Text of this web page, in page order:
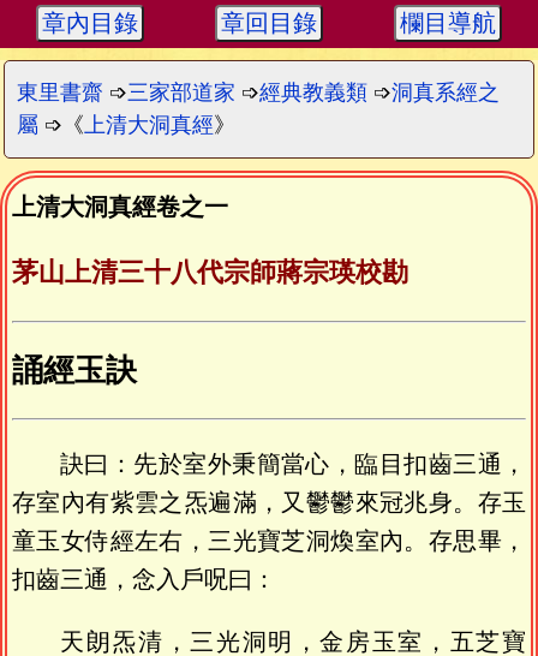
章內目錄 章回目錄 欄目導航
東里書齋 ➩三家部道家 ➩經典教義類 ➩洞真系經之
屬 ➩《上清大洞真經》
上清大洞真經卷之一
茅山上清三十八代宗師蔣宗瑛校勘
誦經玉訣
訣曰：先於室外秉簡當心，臨目扣齒三通，
存室內有紫雲之炁遍滿，又鬱鬱來冠兆身。存玉
童玉女侍經左右，三光寶芝洞煥室內。存思畢，
扣齒三通，念入戶呪曰：
天朗炁清，三光洞明，金房玉室，五芝寶